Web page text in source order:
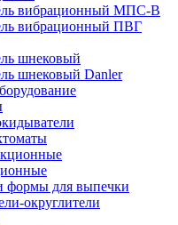
вибрационный МПС-В
вибрационный ПВГ
шнековый
шнековый Danler
формы для выпечки
округлители